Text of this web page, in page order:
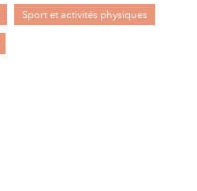
Sport et activités physiques